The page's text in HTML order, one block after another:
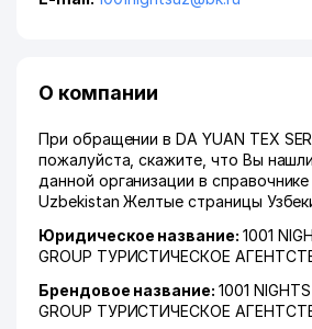
О компании
При обращении в DA YUAN TEX
пожалуйста, скажите, что Вы
данной организации в
Uzbekistan Желтые страницы
Юридическое название: 1001
GROUP ТУРИСТИЧЕСКОЕ
Брендовое название: 1001
GROUP ТУРИСТИЧЕСКОЕ